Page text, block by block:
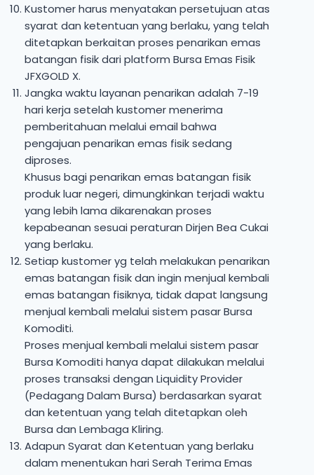
Kustomer harus menyatakan persetujuan atas
syarat dan ketentuan yang berlaku, yang telah
ditetapkan berkaitan proses penarikan emas
batangan fisik dari platform Bursa Emas Fisik
JFXGOLD X.
Jangka waktu layanan penarikan adalah 7-19
hari kerja setelah kustomer menerima
pemberitahuan melalui email bahwa
pengajuan penarikan emas fisik sedang
diproses.
Khusus bagi penarikan emas batangan fisik
produk luar negeri, dimungkinkan terjadi waktu
yang lebih lama dikarenakan proses
kepabeanan sesuai peraturan Dirjen Bea Cukai
yang berlaku.
Setiap kustomer yg telah melakukan penarikan
emas batangan fisik dan ingin menjual kembali
emas batangan fisiknya, tidak dapat langsung
menjual kembali melalui sistem pasar Bursa
Komoditi.
Proses menjual kembali melalui sistem pasar
Bursa Komoditi hanya dapat dilakukan melalui
proses transaksi dengan Liquidity Provider
(Pedagang Dalam Bursa) berdasarkan syarat
dan ketentuan yang telah ditetapkan oleh
Bursa dan Lembaga Kliring.
Adapun Syarat dan Ketentuan yang berlaku
dalam menentukan hari Serah Terima Emas